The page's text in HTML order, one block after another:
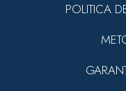
POLITICA